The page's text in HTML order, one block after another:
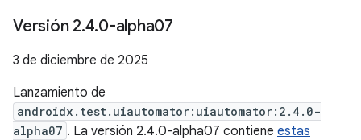
Versión 2.4.0-alpha07
3 de diciembre de 2025
Lanzamiento de
androidx.test.uiautomator:uiautomator:2.4.0-
alpha07 . La versión 2.4.0-alpha07 contiene estas